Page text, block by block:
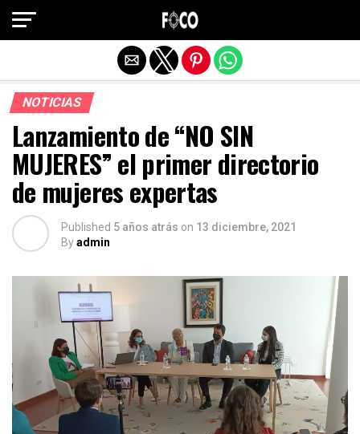
NOTICIAS
Lanzamiento de “NO SIN
MUJERES” el primer directorio
de mujeres expertas
Published 5 años atrás on 13 diciembre, 2021
Byadmin
Salir de la versión móvil